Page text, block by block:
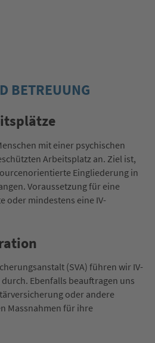
BETREUUNG
mit einer psychischen
Arbeitsplatz an. Ziel ist,
Eingliederung in
Voraussetzung für eine
oder mindestens eine IV-
(SVA) führen wir IV-
Ebenfalls beauftragen uns
oder andere
Massnahmen für ihre